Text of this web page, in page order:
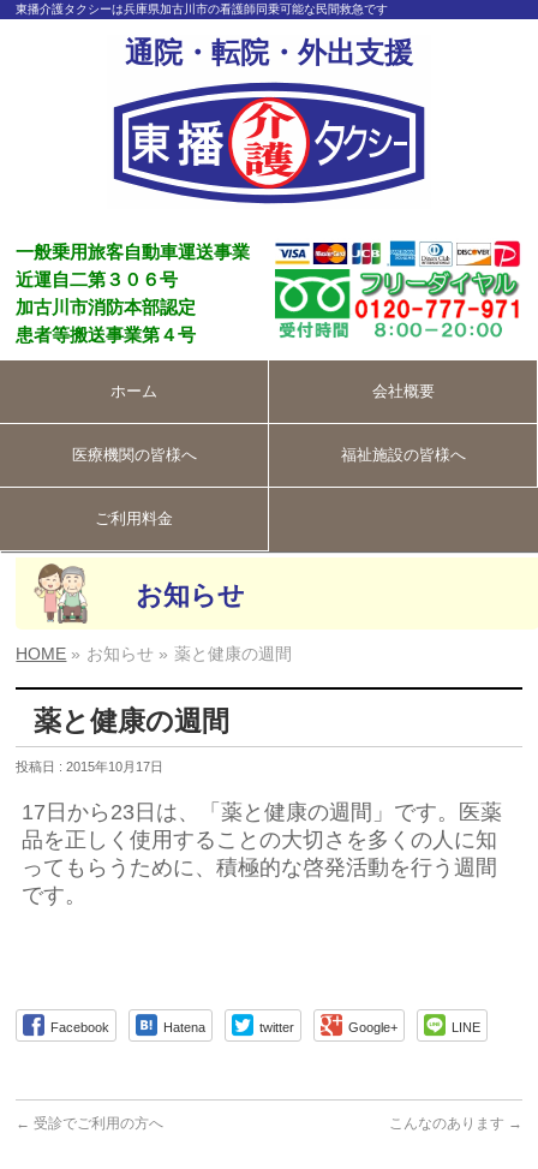
東播介護タクシーは兵庫県加古川市の看護師同乗可能な民間救急です
通院・転院・外出支援
一般乗用旅客自動車運送事業
近運自二第３０６号
加古川市消防本部認定
患者等搬送事業第４号
ホーム 会社概要
医療機関の皆様へ 福祉施設の皆様へ
ご利用料金
お知らせ
HOME » お知らせ » 薬と健康の週間
薬と健康の週間
投稿日 : 2015年10月17日
17日から23日は、「薬と健康の週間」です。医薬
品を正しく使用することの大切さを多くの人に知
ってもらうために、積極的な啓発活動を行う週間
です。
Facebook Hatena twitter Google+ LINE
← 受診でご利用の方へ こんなのあります →